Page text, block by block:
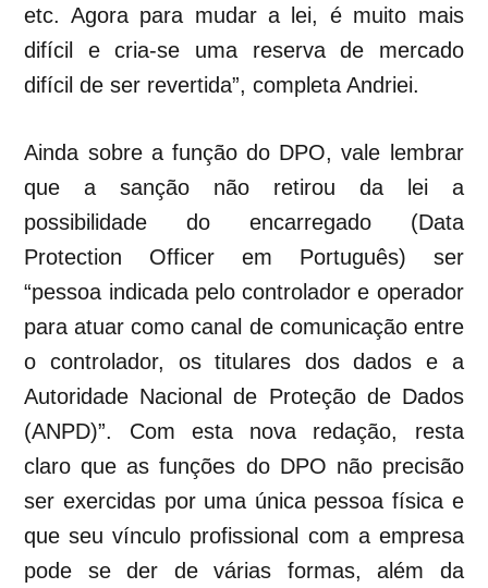
etc. Agora para mudar a lei, é muito mais
difícil e cria-se uma reserva de mercado
difícil de ser revertida”, completa Andriei.
Ainda sobre a função do DPO, vale lembrar
que a sanção não retirou da lei a
possibilidade do encarregado (Data
Protection Officer em Português) ser
“pessoa indicada pelo controlador e operador
para atuar como canal de comunicação entre
o controlador, os titulares dos dados e a
Autoridade Nacional de Proteção de Dados
(ANPD)”. Com esta nova redação, resta
claro que as funções do DPO não precisão
ser exercidas por uma única pessoa física e
que seu vínculo profissional com a empresa
pode se der de várias formas, além da